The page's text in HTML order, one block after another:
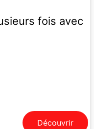
fois avec
Découvrir